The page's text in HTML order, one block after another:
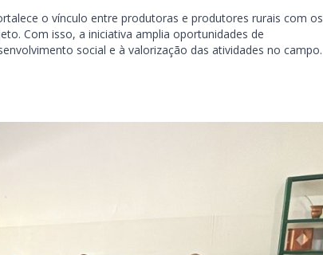
o vínculo entre produtoras e produtores rurais com os
Com isso, a iniciativa amplia oportunidades de
social e à valorização das atividades no campo.